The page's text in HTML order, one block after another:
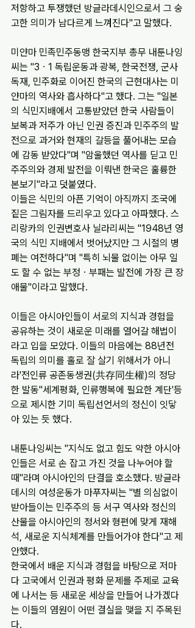
저항하고 투쟁했던 방글라데시인으로서 그 숭
고한 의미가 남다르게 느껴진다"고 말했다.
미얀마 민족민주동맹 한국지부 총무 내툰나잉
씨는 "3ㆍ1 독립운동과 광복, 한국전쟁, 군사
독재, 민주화로 이어진 한국의 근현대사는 미
얀마의 역사와 흡사하다"고 했다. 그는 "일본
의 식민지배에서 고통받았던 한국 사람들이
보복과 저주가 아닌 인권 증진과 민주주의 발
전으로 과거와 현재의 갈등을 풀어내는 모습
에 감동 받았다"며 "암울했던 역사를 딛고 민
주주의와 경제 발전을 이뤄낸 한국은 훌륭한
본보기"라고 덧붙였다.
이들은 식민의 아픈 기억이 아직까지 조국에
짙은 그림자를 드리우고 있다고 아파했다. 스
리랑카의 인권변호사 닐라리씨는 "1948년 영
국의 식민 지배에서 벗어났지만 그 시절의 병
폐는 여전하다"며 "특히 뇌물 없이는 아무 일
도 할 수 없는 부정ㆍ부패는 발전에 가장 큰 장
애물"이라고 말했다.
이들은 아시아인들이 서로의 지식과 경험을
공유하는 것이 새로운 미래를 열어갈 해법이
라고 입을 모았다. 이들의 마음에는 88년전
독립의 의미를 홀로 잘 살기 위해서가 아니
라'전인류 공존동생권(共存同生權)의 정당
한 발동''세계평화, 인류행복에 필요한 계단'등
으로 제시한 기미 독립선언서의 정신이 잇닿
아 있는 듯 했다.
내툰나잉씨는 "지식도 없고 힘도 약한 아시아
인들은 서로 손 잡고 가진 것을 나누어야 할
때"라며 아시아인의 단결을 호소했다. 방글라
데시의 여성운동가 마푸자씨는 "별 의심없이
받아들이는 민주주의 등 서구 역사와 정신의
산물을 아시아인의 정서와 형편에 맞게 재해
석, 새로운 지식체계를 만들어가야 한다"고 제
안했다.
한국에서 배운 지식과 경험을 바탕으로 저마
다 고국에서 인권과 평화 문제를 주제로 교육
에 나서는 등 새로운 세상을 만들어 나가겠다
는 이들의 염원이 어떤 결실을 맺을 지 주목된
다.